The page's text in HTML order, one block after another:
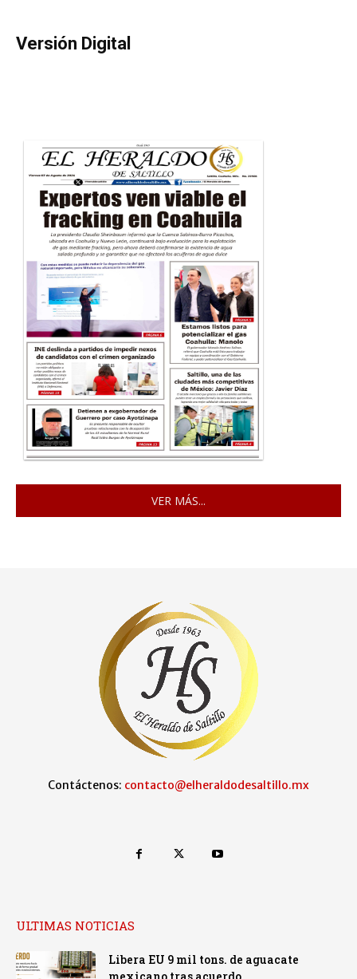
Versión Digital
VER MÁS...
Contáctenos: contacto@elheraldodesaltillo.mx
ULTIMAS NOTICIAS
Libera EU 9 mil tons. de aguacate
mexicano tras acuerdo